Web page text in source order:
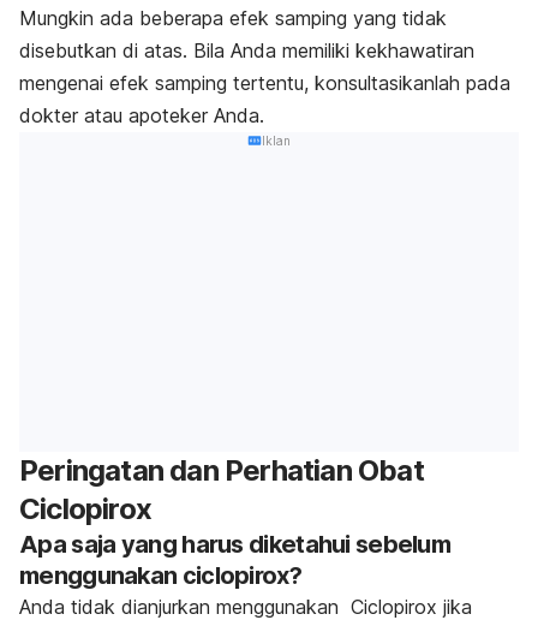
Mungkin ada beberapa efek samping yang tidak
disebutkan di atas. Bila Anda memiliki kekhawatiran
mengenai efek samping tertentu, konsultasikanlah pada
dokter atau apoteker Anda.
Iklan
Peringatan dan Perhatian Obat
Ciclopirox
Apa saja yang harus diketahui sebelum
menggunakan ciclopirox?
Anda tidak dianjurkan menggunakan Ciclopirox jika